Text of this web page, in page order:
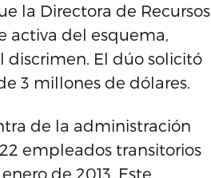
la Directora de Recursos
activa del esquema,
discrimen. El dúo solicitó
3 millones de dólares.
de la administración
empleados transitorios
de 2013. Este